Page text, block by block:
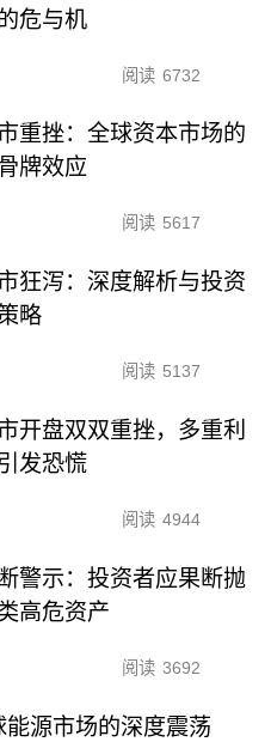
危与机
阅读 6732
重挫：全球资本市场的
牌效应
阅读 5617
狂泻：深度解析与投资
略
阅读 5137
开盘双双重挫，多重利
发恐慌
阅读 4944
警示：投资者应果断抛
高危资产
阅读 3692
源市场的深度震荡